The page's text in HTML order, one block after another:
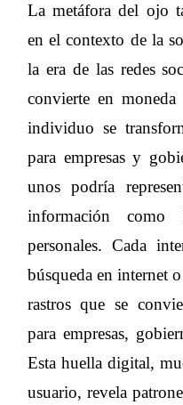
La metáfora del ojo
en el contexto de la
la era de las redes
convierte en
individuo se
para empresas y
unos podría
información
personales. Cada
búsqueda en internet
rastros que se
para empresas,
Esta huella digital,
usuario, revela